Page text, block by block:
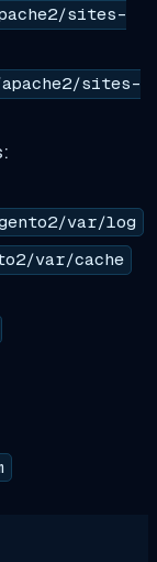
sites-
sites-
var/log
var/cache